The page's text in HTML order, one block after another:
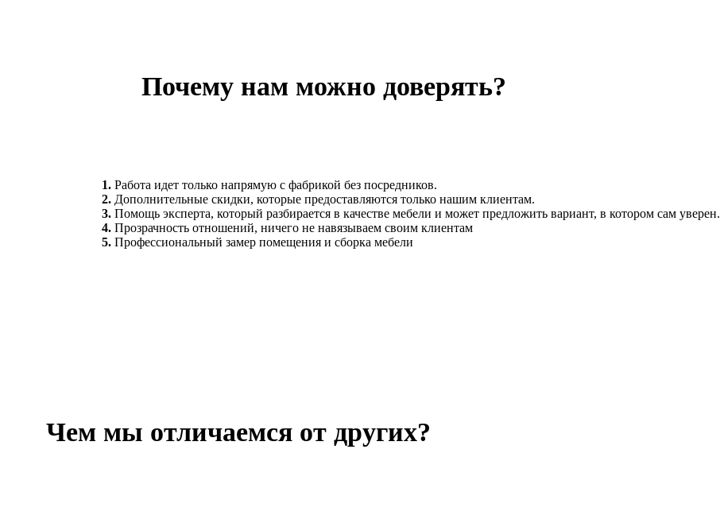
Почему нам можно доверять?
1. Работа идет только напрямую с фабрикой без посредников.
2. Дополнительные скидки, которые предоставляются только нашим клиентам.
3. Помощь эксперта, который разбирается в качестве мебели и может предложить вариант, в котором сам уверен.
4. Прозрачность отношений, ничего не навязываем своим клиентам
5. Профессиональный замер помещения и сборка мебели
Чем мы отличаемся от других?